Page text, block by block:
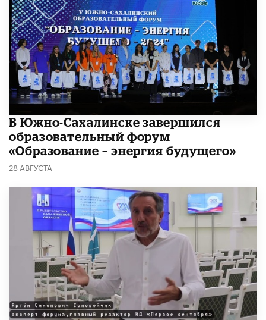
В Южно-Сахалинске завершился
образовательный форум
«Образование – энергия будущего»
28 АВГУСТА